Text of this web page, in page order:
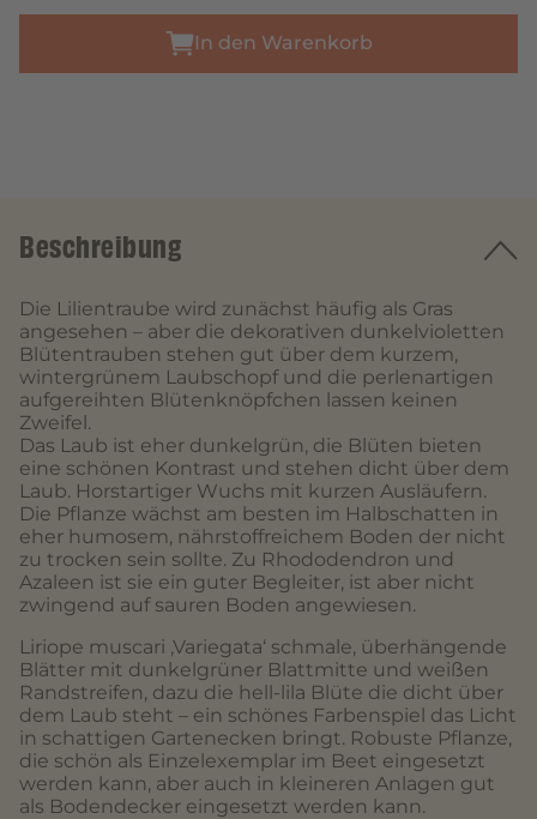
In den Warenkorb
Beschreibung
Die Lilientraube wird zunächst häufig als Gras
angesehen – aber die dekorativen dunkelvioletten
Blütentrauben stehen gut über dem kurzem,
wintergrünem Laubschopf und die perlenartigen
aufgereihten Blütenknöpfchen lassen keinen
Zweifel.
Das Laub ist eher dunkelgrün, die Blüten bieten
eine schönen Kontrast und stehen dicht über dem
Laub. Horstartiger Wuchs mit kurzen Ausläufern.
Die Pflanze wächst am besten im Halbschatten in
eher humosem, nährstoffreichem Boden der nicht
zu trocken sein sollte. Zu Rhododendron und
Azaleen ist sie ein guter Begleiter, ist aber nicht
zwingend auf sauren Boden angewiesen.
Liriope muscari ‚Variegata‘ schmale, überhängende
Blätter mit dunkelgrüner Blattmitte und weißen
Randstreifen, dazu die hell-lila Blüte die dicht über
dem Laub steht – ein schönes Farbenspiel das Licht
in schattigen Gartenecken bringt. Robuste Pflanze,
die schön als Einzelexemplar im Beet eingesetzt
werden kann, aber auch in kleineren Anlagen gut
als Bodendecker eingesetzt werden kann.